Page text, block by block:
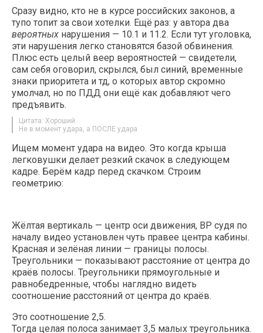
Сразу видно, кто не в курсе российских законов, а
тупо топит за свои хотелки. Ещё раз: у автора два
вероятных нарушения — 10.1 и 11.2. Если тут уголовка,
эти нарушения легко становятся базой обвинения.
Плюс есть целый веер вероятностей — свидетели,
сам себя оговорил, скрылся, был синий, временные
знаки приоритета и тд, о которых автор скромно
умолчал, но по ПДД они ещё как добавляют чего
предъявить.
Цитата: Хороший
Не в момент удара, а ПОСЛЕ удара
Ищем момент удара на видео. Это когда крыша
легковушки делает резкий скачок в следующем
кадре. Берём кадр перед скачком. Строим
геометрию:
Жёлтая вертикаль — центр оси движения, ВР судя по
началу видео установлен чуть правее центра кабины.
Красная и зелёная линии — границы полосы.
Треугольники — показывают расстояние от центра до
краёв полосы. Треугольники прямоугольные и
равнобедренные, чтобы наглядно видеть
соотношение расстояний от центра до краёв.
Это соотношение 2,5.
Тогда целая полоса занимает 3,5 малых треугольника.